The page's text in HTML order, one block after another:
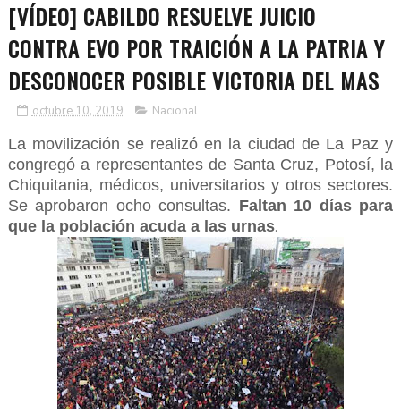
[VÍDEO] CABILDO RESUELVE JUICIO
CONTRA EVO POR TRAICIÓN A LA PATRIA Y
DESCONOCER POSIBLE VICTORIA DEL MAS
octubre 10, 2019 Nacional
La movilización se realizó en la ciudad de La Paz y
congregó a representantes de Santa Cruz, Potosí, la
Chiquitania, médicos, universitarios y otros sectores.
Se aprobaron ocho consultas. Faltan 10 días para
que la población acuda a las urnas.